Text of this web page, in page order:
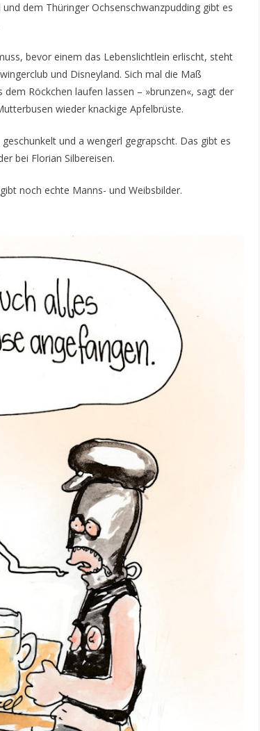
dem Thüringer Ochsenschwanzpudding gibt es
bevor einem das Lebenslichtlein erlischt, steht
und Disneyland. Sich mal die Maß
Röckchen laufen lassen – »brunzen«, sagt der
wieder knackige Apfelbrüste.
und a wengerl gegrapscht. Das gibt es
bei Florian Silbereisen.
noch echte Manns- und Weibsbilder.